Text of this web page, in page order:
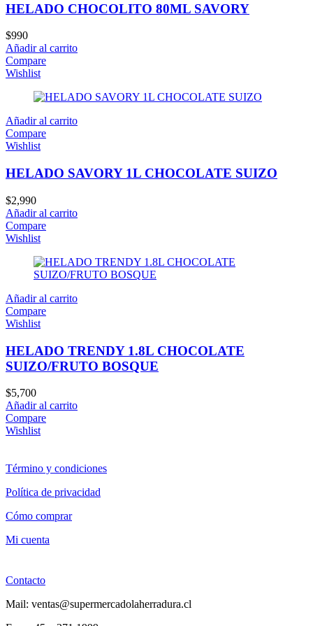
HELADO CHOCOLITO 80ML SAVORY
$990
Añadir al carrito
Compare
Wishlist
Añadir al carrito
Compare
Wishlist
HELADO SAVORY 1L CHOCOLATE SUIZO
$2,990
Añadir al carrito
Compare
Wishlist
Añadir al carrito
Compare
Wishlist
HELADO TRENDY 1.8L CHOCOLATE
SUIZO/FRUTO BOSQUE
$5,700
Añadir al carrito
Compare
Wishlist
Término y condiciones
Política de privacidad
Cómo comprar
Mi cuenta
Contacto
Mail: ventas@supermercadolaherradura.cl